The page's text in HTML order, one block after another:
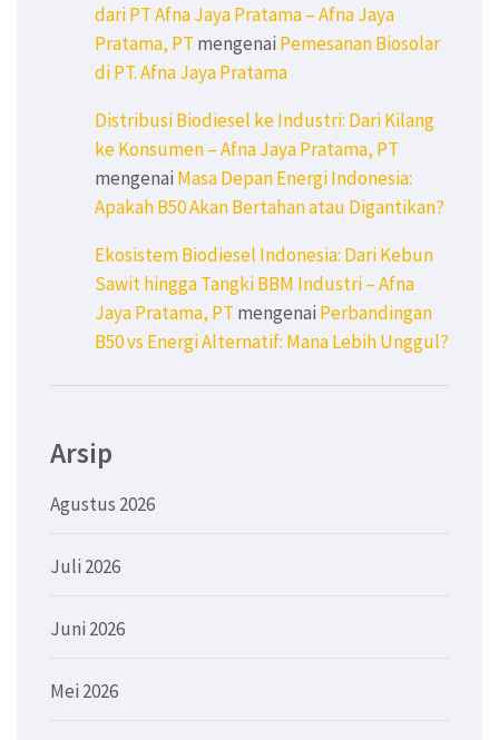
dari PT Afna Jaya Pratama – Afna Jaya
Pratama, PT mengenai Pemesanan Biosolar
di PT. Afna Jaya Pratama
Distribusi Biodiesel ke Industri: Dari Kilang
ke Konsumen – Afna Jaya Pratama, PT
mengenai Masa Depan Energi Indonesia:
Apakah B50 Akan Bertahan atau Digantikan?
Ekosistem Biodiesel Indonesia: Dari Kebun
Sawit hingga Tangki BBM Industri – Afna
Jaya Pratama, PT mengenai Perbandingan
B50 vs Energi Alternatif: Mana Lebih Unggul?
Arsip
Agustus 2026
Juli 2026
Juni 2026
Mei 2026